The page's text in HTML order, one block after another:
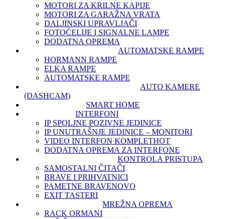
MOTORI ZA KRILNE KAPIJE
MOTORI ZA GARAŽNA VRATA
DALJINSKI UPRAVLJAČI
FOTOĆELIJE I SIGNALNE LAMPE
DODATNA OPREMA
AUTOMATSKE RAMPE
HORMANN RAMPE
ELKA RAMPE
AUTOMATSKE RAMPE
AUTO KAMERE
(DASHCAM)
SMART HOME
INTERFONI
IP SPOLJNE POZIVNE JEDINICE
IP UNUTRAŠNJE JEDINICE – MONITORI
VIDEO INTERFON KOMPLETHOT
DODATNA OPREMA ZA INTERFONE
KONTROLA PRISTUPA
SAMOSTALNI ČITAČI
BRAVE I PRIHVATNICI
PAMETNE BRAVENOVO
EXIT TASTERI
MREŽNA OPREMA
RACK ORMANI